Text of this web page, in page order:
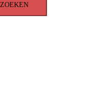
ZOEKEN